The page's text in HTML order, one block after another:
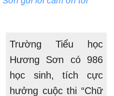
Trường Tiểu học
Hương Sơn có 986
học sinh, tích cực
hưởng cuộc thi “Chữ